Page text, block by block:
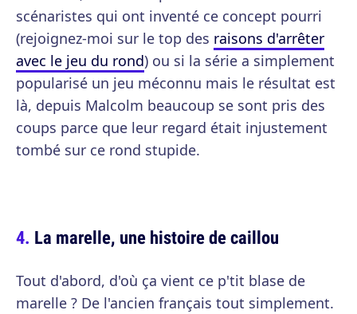
scénaristes qui ont inventé ce concept pourri
(rejoignez-moi sur le top des raisons d'arrêter
avec le jeu du rond) ou si la série a simplement
popularisé un jeu méconnu mais le résultat est
là, depuis Malcolm beaucoup se sont pris des
coups parce que leur regard était injustement
tombé sur ce rond stupide.
La marelle, une histoire de caillou
Tout d'abord, d'où ça vient ce p'tit blase de
marelle ? De l'ancien français tout simplement.